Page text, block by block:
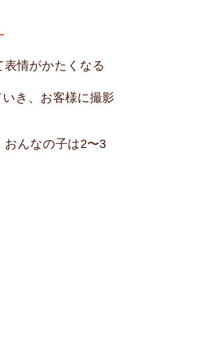
情がかたくなる
き、お客様に撮影
おんなの子は2〜3